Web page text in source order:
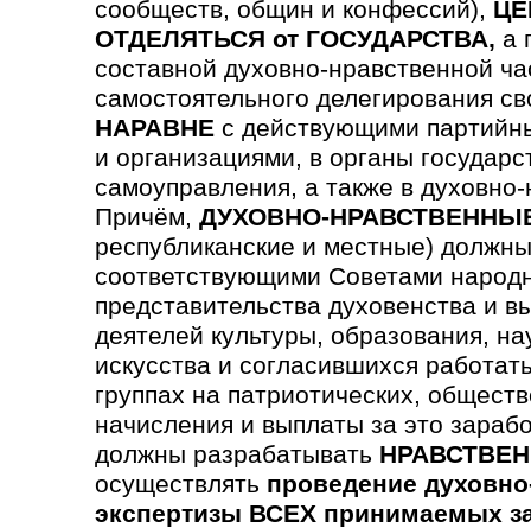
сообществ, общин и конфессий),
ОТДЕЛЯТЬСЯ от ГОСУДАРСТВА, а
составной духовно-нравственной
самостоятельного делегирования
НАРАВНЕ с действующими
и организациями, в органы
самоуправления, а также в
Причём, ДУХОВНО-
республиканские и местные)
соответствующими Советами
предста­вительства духовен­ства и
деятелей культуры, образования,
искусства и согла­сившихся
группах на патриотических,
начисления и выплаты за это
должны разрабатывать
осуществлять проведение
экспертизы ВСЕХ принимаемых